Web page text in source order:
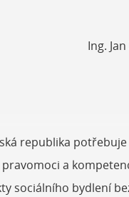
Ing.
republika
a
sociálního bydlení